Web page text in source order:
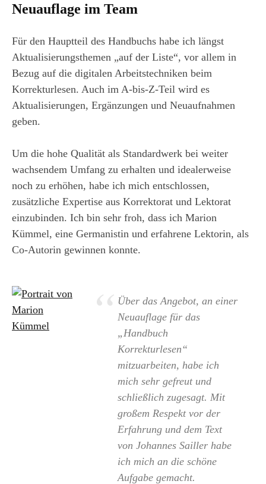
Neuauflage im Team
Für den Hauptteil des Handbuchs habe ich längst
Aktualisierungsthemen „auf der Liste“, vor allem in
Bezug auf die digitalen Arbeitstechniken beim
Korrekturlesen. Auch im A-bis-Z-Teil wird es
Aktualisierungen, Ergänzungen und Neuaufnahmen
geben.
Um die hohe Qualität als Standardwerk bei weiter
wachsendem Umfang zu erhalten und idealerweise
noch zu erhöhen, habe ich mich entschlossen,
zusätzliche Expertise aus Korrektorat und Lektorat
einzubinden. Ich bin sehr froh, dass ich Marion
Kümmel, eine Germanistin und erfahrene Lektorin, als
Co-Autorin gewinnen konnte.
Über das Angebot, an einer
Neuauflage für das
„Handbuch
Korrekturlesen“
mitzuarbeiten, habe ich
mich sehr gefreut und
schließlich zugesagt. Mit
großem Respekt vor der
Erfahrung und dem Text
von Johannes Sailler habe
ich mich an die schöne
Aufgabe gemacht.